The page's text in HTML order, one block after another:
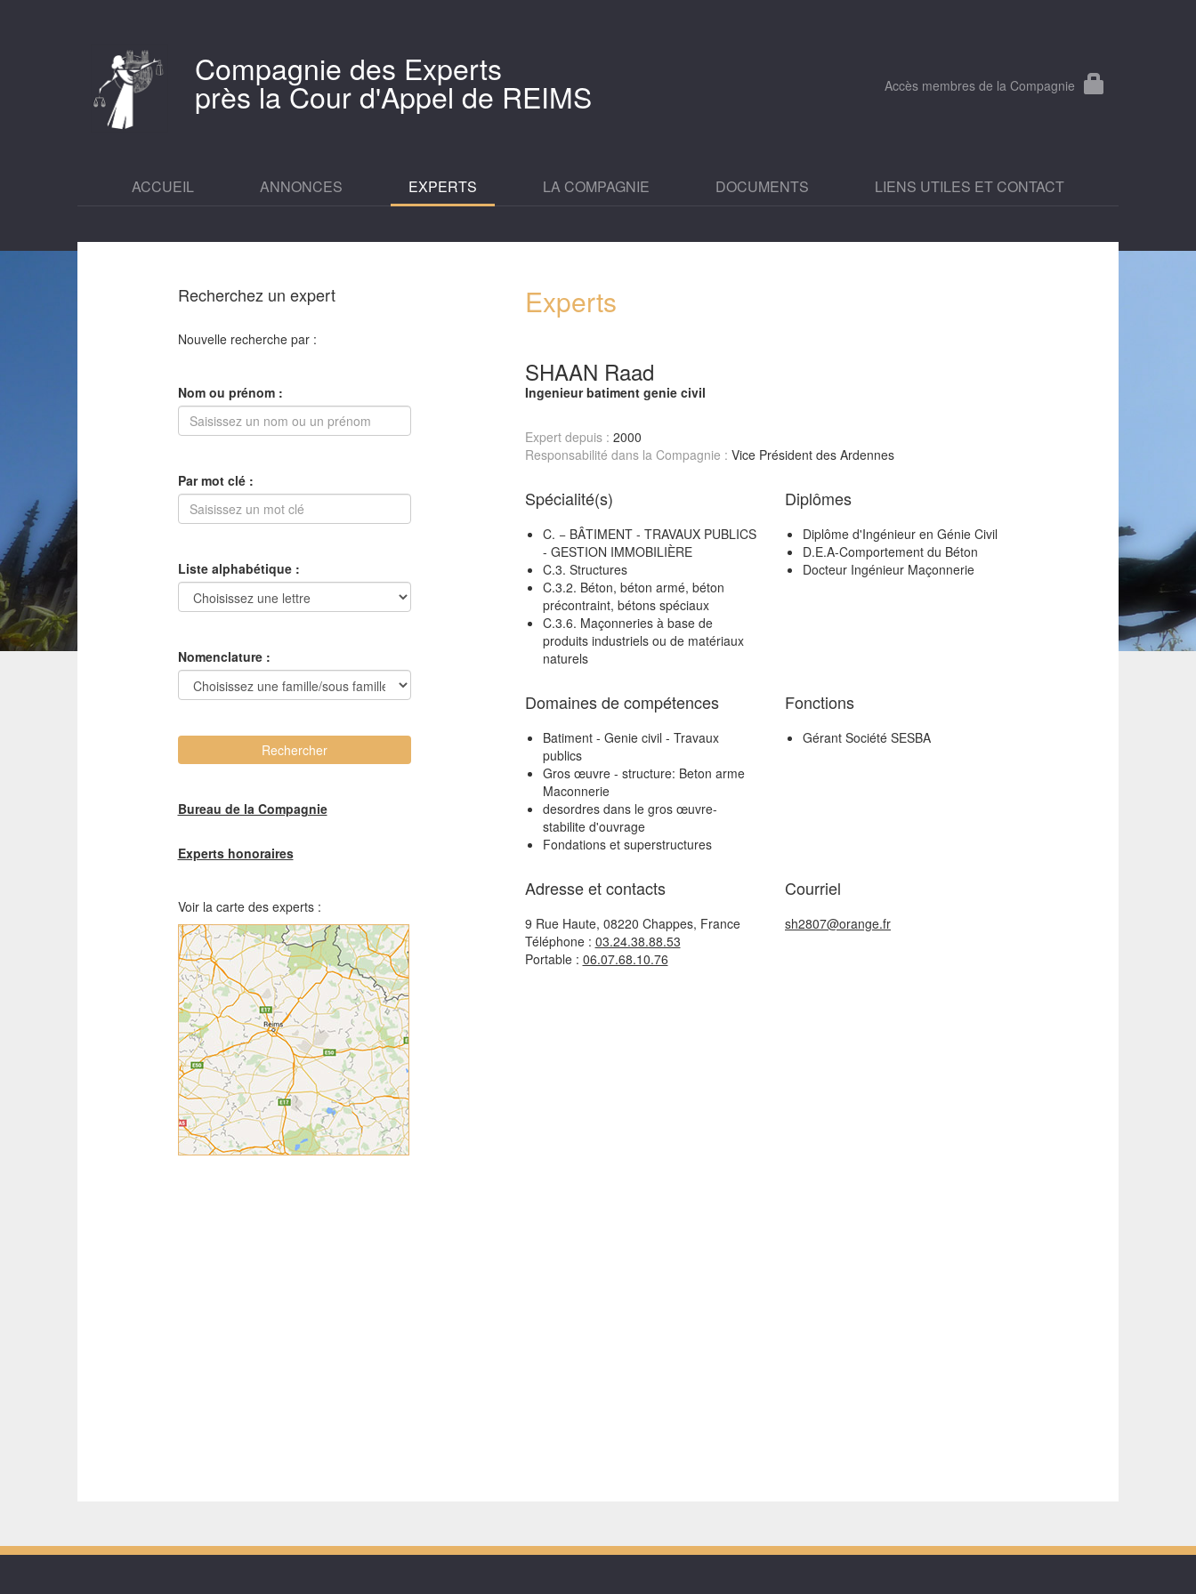
Compagnie des Experts
près la Cour d'Appel de REIMS Accès membres de la Compagnie
ACCUEIL ANNONCES EXPERTS LA COMPAGNIE DOCUMENTS LIENS UTILES ET CONTACT
Recherchez un expert
Nouvelle recherche par :
Nom ou prénom :
Par mot clé :
Liste alphabétique :
Nomenclature :
Rechercher
Bureau de la Compagnie
Experts honoraires
Voir la carte des experts :
Experts
SHAAN Raad
Ingenieur batiment genie civil
Expert depuis : 2000
Responsabilité dans la Compagnie : Vice Président des Ardennes
Spécialité(s)
C. − BÂTIMENT - TRAVAUX PUBLICS
- GESTION IMMOBILIÈRE
C.3. Structures
C.3.2. Béton, béton armé, béton
précontraint, bétons spéciaux
C.3.6. Maçonneries à base de
produits industriels ou de matériaux
naturels
Diplômes
Diplôme d'Ingénieur en Génie Civil
D.E.A-Comportement du Béton
Docteur Ingénieur Maçonnerie
Domaines de compétences
Batiment - Genie civil - Travaux
publics
Gros œuvre - structure: Beton arme
Maconnerie
desordres dans le gros œuvre-
stabilite d'ouvrage
Fondations et superstructures
Fonctions
Gérant Société SESBA
Adresse et contacts
9 Rue Haute, 08220 Chappes, France
Téléphone : 03.24.38.88.53
Portable : 06.07.68.10.76
Courriel
sh2807@orange.fr